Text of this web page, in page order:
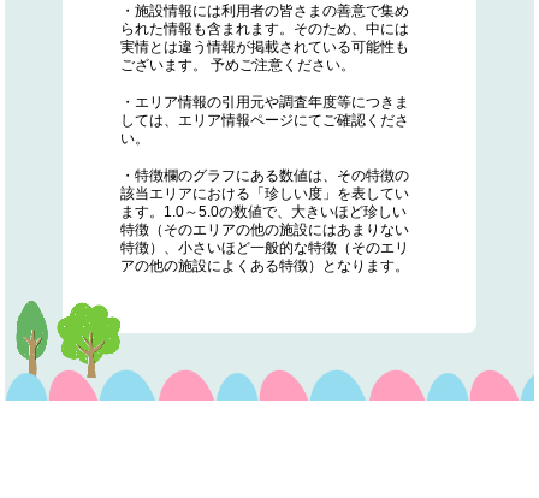
・施設情報には利用者の皆さまの善意で集め
られた情報も含まれます。そのため、中には
実情とは違う情報が掲載されている可能性も
ございます。 予めご注意ください。
・エリア情報の引用元や調査年度等につきま
しては、エリア情報ページにてご確認くださ
い。
・特徴欄のグラフにある数値は、その特徴の
該当エリアにおける「珍しい度」を表してい
ます。1.0～5.0の数値で、大きいほど珍しい
特徴（そのエリアの他の施設にはあまりない
特徴）、小さいほど一般的な特徴（そのエリ
アの他の施設によくある特徴）となります。